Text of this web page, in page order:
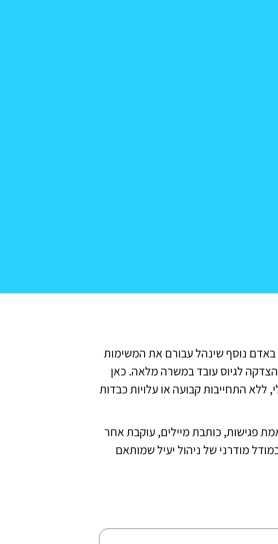
באדם נוסף שינהל עבורם את המשימות
לגיוס עובד במשרה מלאה. כאן
ללא התחייבות קבועה או עלויות כבדות
פגישות, כותבת מיילים, עוקבת אחר
מודרני של ניהול יעיל שמותאם